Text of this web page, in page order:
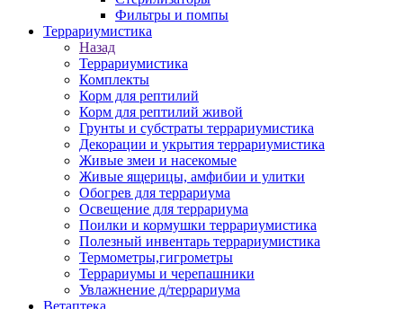
Фильтры и помпы
Террариумистика
Назад
Террариумистика
Комплекты
Корм для рептилий
Корм для рептилий живой
Грунты и субстраты террариумистика
Декорации и укрытия террариумистика
Живые змеи и насекомые
Живые ящерицы, амфибии и улитки
Обогрев для террариума
Освещение для террариума
Поилки и кормушки террариумистика
Полезный инвентарь террариумистика
Термометры,гигрометры
Террариумы и черепашники
Увлажнение д/террариума
Ветаптека